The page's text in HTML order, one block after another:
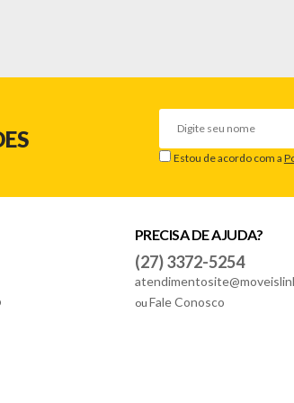
Estou de acordo com a
PRECISA DE AJUDA?
(27) 3372-5254
ou Fale Conosco